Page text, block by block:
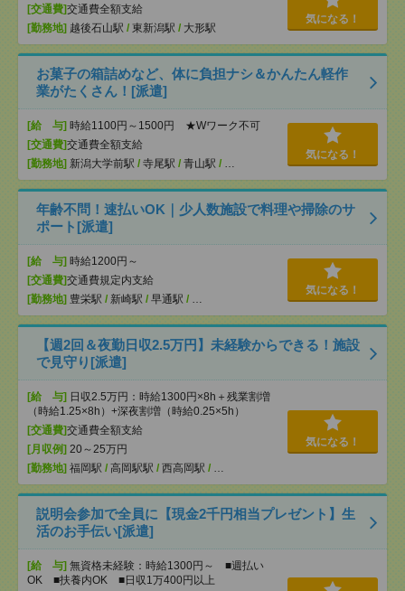
[交通費]交通費全額支給
[勤務地] 越後石山駅 / 東新潟駅 / 大形駅
気になる！
お菓子の箱詰めなど、体に負担ナシ＆かんたん軽作
業がたくさん！[派遣]
[給 与] 時給1100円～1500円 ★Wワーク不可
[交通費]交通費全額支給
[勤務地] 新潟大学前駅 / 寺尾駅 / 青山駅 / …
気になる！
年齢不問！速払いOK｜少人数施設で料理や掃除のサ
ポート[派遣]
[給 与] 時給1200円～
[交通費]交通費規定内支給
[勤務地] 豊栄駅 / 新崎駅 / 早通駅 / …
気になる！
【週2回＆夜勤日収2.5万円】未経験からできる！施設
で見守り[派遣]
[給 与] 日収2.5万円：時給1300円×8h＋残業割増
（時給1.25×8h）+深夜割増（時給0.25×5h）
[交通費]交通費全額支給
[月収例] 20～25万円
[勤務地] 福岡駅 / 高岡駅駅 / 西高岡駅 / …
気になる！
説明会参加で全員に【現金2千円相当プレゼント】生
活のお手伝い[派遣]
[給 与] 無資格未経験：時給1300円～ ■週払い
OK ■扶養内OK ■日収1万400円以上